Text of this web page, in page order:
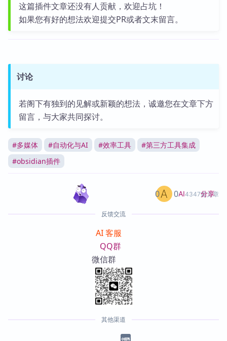
这篇插件文章还没有人贡献，欢迎占坑！
如果您有好的想法欢迎提交PR或者文末留言。
讨论
若阁下有独到的见解或新颖的想法，诚邀您在文章下方
留言，与大家共同探讨。
#多媒体 #自动化与AI #效率工具 #第三方工具集成
#obsidian插件
AI4347篇文章
0 0 分享
反馈交流
AI 客服
QQ群
微信群
其他渠道